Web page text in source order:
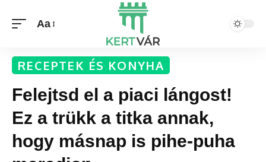
Aa
RECEPTEK ÉS KONYHA
Felejtsd el a piaci lángost!
Ez a trükk a titka annak,
hogy másnap is pihe-puha